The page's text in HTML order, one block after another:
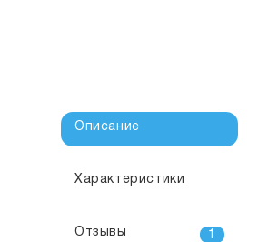
Описание
Характеристики
Отзывы 1